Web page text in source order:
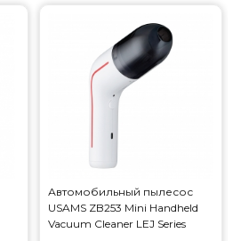
Автомобильный пылесос
USAMS ZB253 Mini Handheld
Vacuum Cleaner LEJ Series